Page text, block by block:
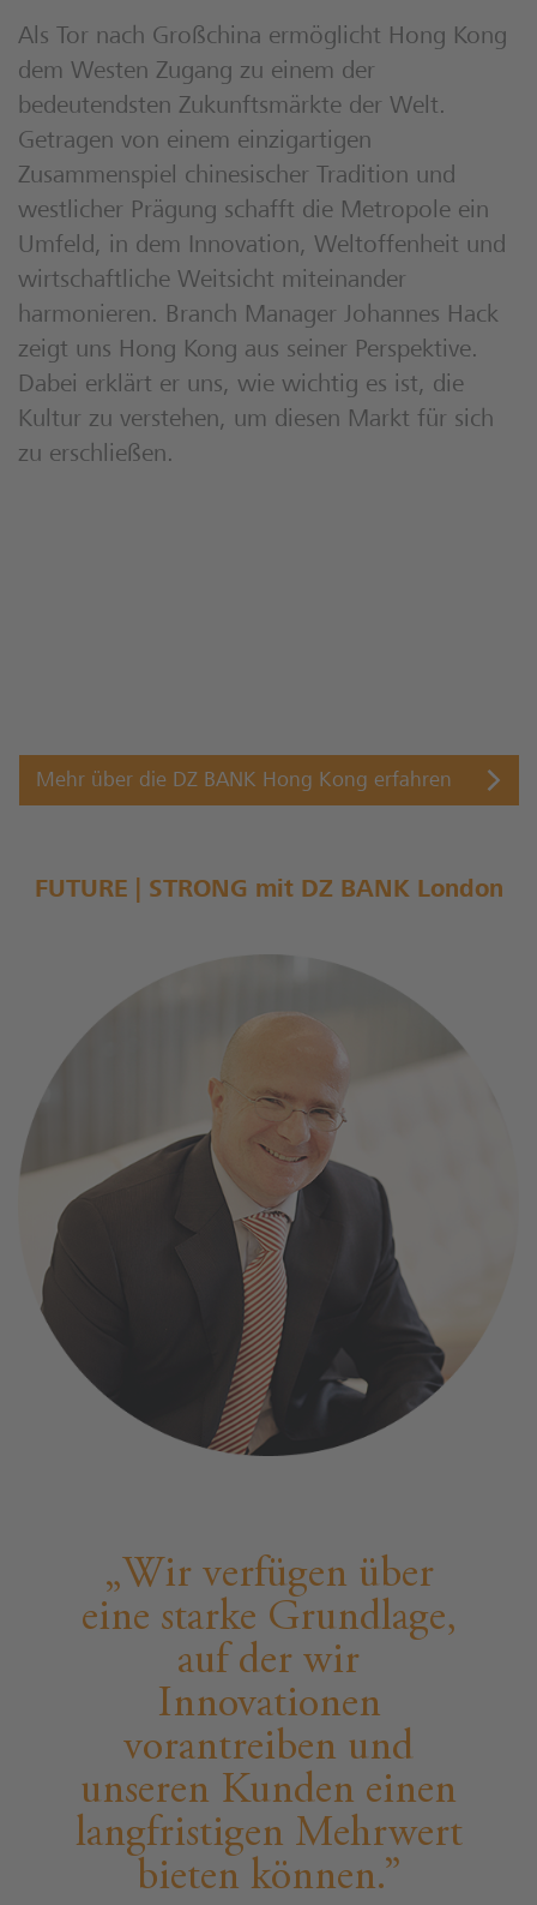
Als Tor nach Großchina ermöglicht Hong Kong
dem Westen Zugang zu einem der
bedeutendsten Zukunftsmärkte der Welt.
Getragen von einem einzigartigen
Zusammenspiel chinesischer Tradition und
westlicher Prägung schafft die Metropole ein
Umfeld, in dem Innovation, Weltoffenheit und
wirtschaftliche Weitsicht miteinander
harmonieren. Branch Manager Johannes Hack
zeigt uns Hong Kong aus seiner Perspektive.
Dabei erklärt er uns, wie wichtig es ist, die
Kultur zu verstehen, um diesen Markt für sich
zu erschließen.
Mehr über die DZ BANK Hong Kong erfahren
FUTURE | STRONG mit DZ BANK London
Wir verfügen über
eine starke Grundlage,
auf der wir
Innovationen
vorantreiben und
unseren Kunden einen
langfristigen Mehrwert
bieten können.